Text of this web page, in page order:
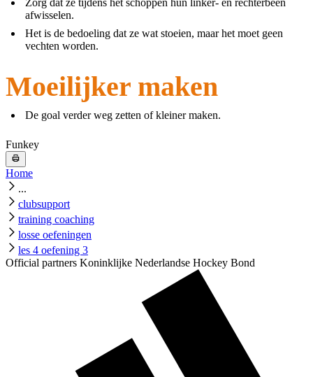
Zorg dat ze tijdens het schoppen hun linker- en rechterbeen
afwisselen.
Het is de bedoeling dat ze wat stoeien, maar het moet geen
vechten worden.
Moeilijker maken
De goal verder weg zetten of kleiner maken.
Funkey
Home
...
clubsupport
training coaching
losse oefeningen
les 4 oefening 3
Official partners Koninklijke Nederlandse Hockey Bond